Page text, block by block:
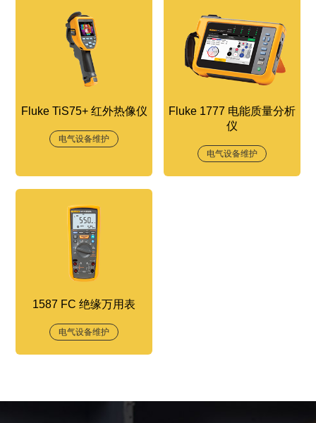
Fluke TiS75+ 红外热像仪
电气设备维护
Fluke 1777 电能质量分析
仪
电气设备维护
1587 FC 绝缘万用表
电气设备维护